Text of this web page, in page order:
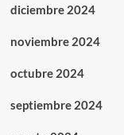
diciembre 2024
noviembre 2024
octubre 2024
septiembre 2024